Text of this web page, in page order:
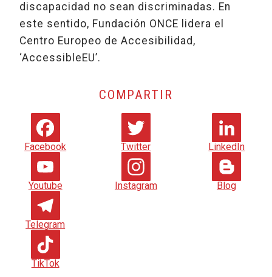
discapacidad no sean discriminadas. En
este sentido, Fundación ONCE lidera el
Centro Europeo de Accesibilidad,
‘AccessibleEU’.
COMPARTIR
Facebook Twitter LinkedIn
Youtube Instagram Blog
Telegram
TikTok